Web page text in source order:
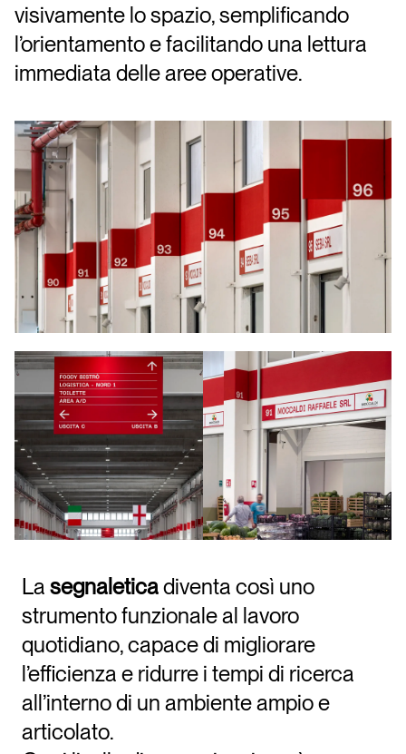
visivamente lo spazio, semplificando
l’orientamento e facilitando una lettura
immediata delle aree operative.
La segnaleticadiventa così uno
strumento funzionale al lavoro
quotidiano, capace di migliorare
l’efficienza e ridurre i tempi di ricerca
all’interno di un ambiente ampio e
articolato.